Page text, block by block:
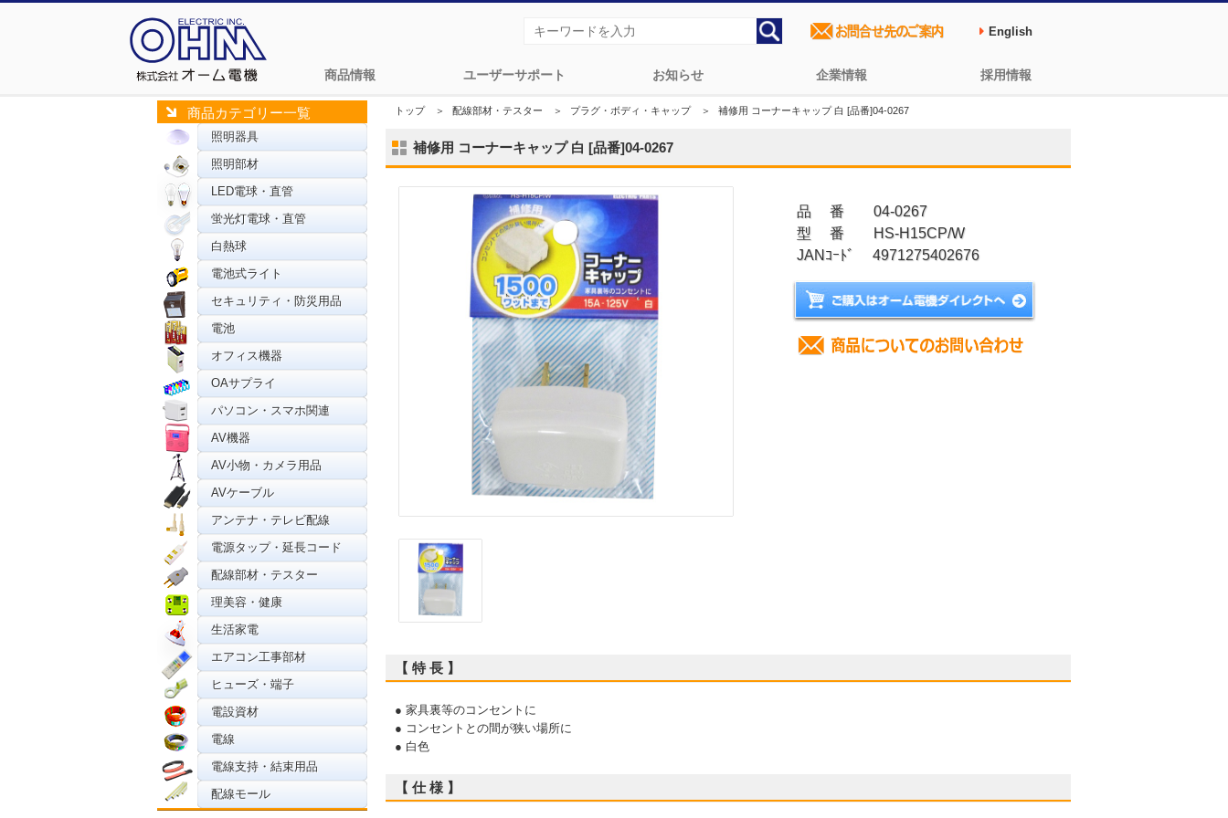
商品情報 ユーザーサポート お知らせ 企業情報 採用情報
English
商品カテゴリー一覧
照明器具
照明部材
LED電球・直管
蛍光灯電球・直管
白熱球
電池式ライト
セキュリティ・防災用品
電池
オフィス機器
OAサプライ
パソコン・スマホ関連
AV機器
AV小物・カメラ用品
AVケーブル
アンテナ・テレビ配線
電源タップ・延長コード
配線部材・テスター
理美容・健康
生活家電
エアコン工事部材
ヒューズ・端子
電設資材
電線
電線支持・結束用品
配線モール
トップ＞ 配線部材・テスター ＞ プラグ・ボディ・キャップ＞ 補修用 コーナーキャップ 白 [品番]04-0267
補修用 コーナーキャップ 白 [品番]04-0267
品 番 04-0267
型 番 HS-H15CP/W
JANｺｰﾄﾞ 4971275402676
【 特 長 】
● 家具裏等のコンセントに
● コンセントとの間が狭い場所に
● 白色
【 仕 様 】